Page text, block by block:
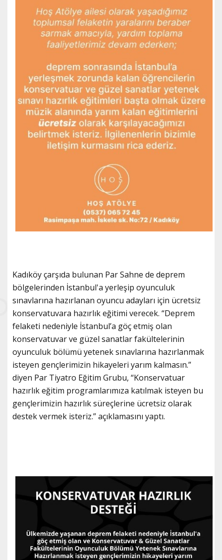
Kadıköy çarşıda bulunan Par Sahne de deprem
bölgelerinden İstanbul'a yerleşip oyunculuk
sınavlarına hazırlanan oyuncu adayları için ücretsiz
konservatuvara hazırlık eğitimi verecek. “Deprem
felaketi nedeniyle İstanbul’a göç etmiş olan
konservatuvar ve güzel sanatlar fakültelerinin
oyunculuk bölümü yetenek sınavlarına hazırlanmak
isteyen gençlerimizin hikayeleri yarım kalmasın.”
diyen Par Tiyatro Eğitim Grubu, “Konservatuar
hazırlık eğitim programlarımıza katılmak isteyen bu
gençlerimizin hazırlık süreçlerine ücretsiz olarak
destek vermek isteriz.” açıklamasını yaptı.